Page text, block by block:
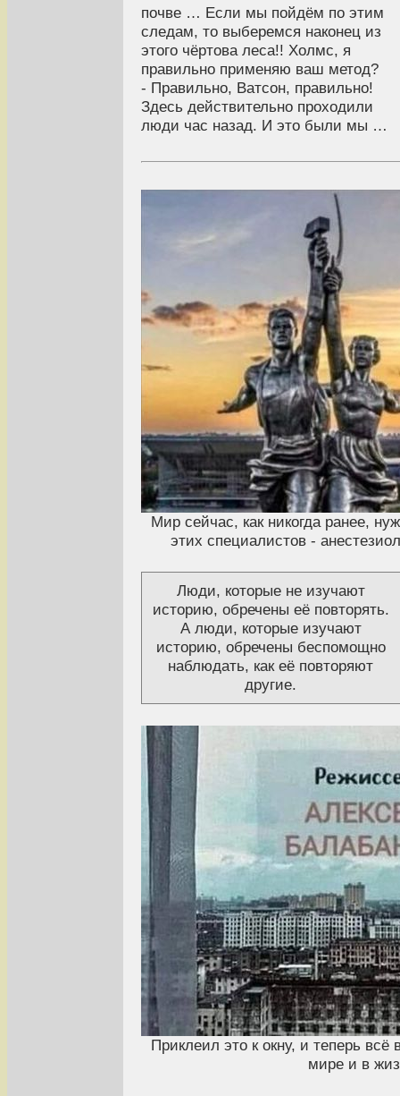
почве … Если мы пойдём по этим
следам, то выберемся наконец из
этого чёртова леса!! Холмс, я
правильно применяю ваш метод?
- Правильно, Ватсон, правильно!
Здесь действительно проходили
люди час назад. И это были мы …
Мир сейчас, как никогда ранее,
этих специалистов -
Люди, которые не изучают
историю, обречены её повторять.
А люди, которые изучают
историю, обречены беспомощно
наблюдать, как её повторяют
другие.
Приклеил это к окну, и теперь
мире и в